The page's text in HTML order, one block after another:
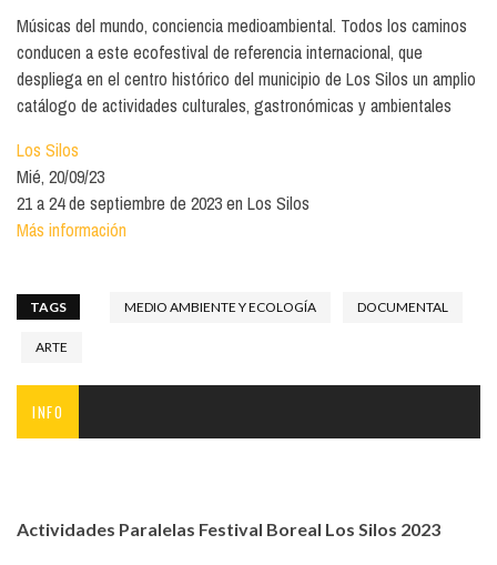
Músicas del mundo, conciencia medioambiental. Todos los caminos
conducen a este ecofestival de referencia internacional, que
despliega en el centro histórico del municipio de Los Silos un amplio
catálogo de actividades culturales, gastronómicas y ambientales
Los Silos
Mié, 20/09/23
21 a 24 de septiembre de 2023 en Los Silos
Más información
TAGS MEDIO AMBIENTE Y ECOLOGÍA DOCUMENTAL
ARTE
INFO
Actividades Paralelas Festival Boreal Los Silos 2023